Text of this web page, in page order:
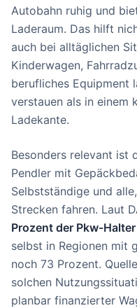
Autobahn ruhig und
Laderaum. Das hilft
auch bei alltäglichen
Kinderwagen,
berufliches Equipment
verstauen als in einem
Ladekante.
Besonders relevant ist
Pendler mit
Selbstständige und
Strecken fahren. Laut
Prozent der Pkw-Halter
selbst in Regionen mit
noch 73 Prozent.
solchen
planbar finanzierter